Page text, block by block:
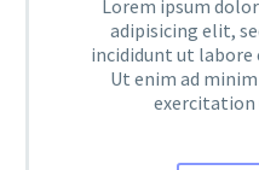
Lorem ipsum
adipisicing elit,
incididunt ut labore
Ut enim ad
exercitation